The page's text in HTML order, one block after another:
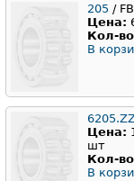
205 /
Цена:
Кол-
В
Цена:
шт
Кол-
В